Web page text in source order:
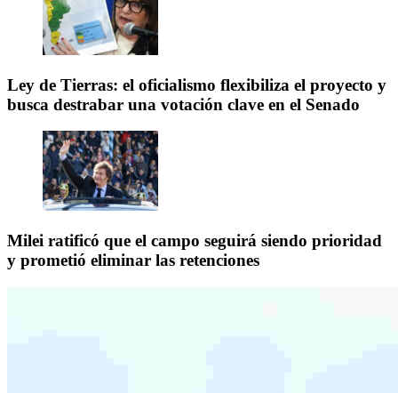
Ley de Tierras: el oficialismo flexibiliza el proyecto y
busca destrabar una votación clave en el Senado
Milei ratificó que el campo seguirá siendo prioridad
y prometió eliminar las retenciones